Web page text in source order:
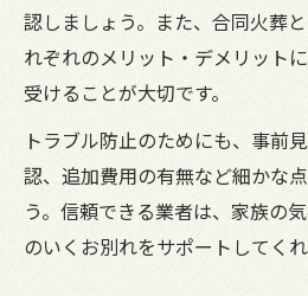
認しましょう。また、合同火葬
れぞれのメリット・デメリット
受けることが大切です。
トラブル防止のためにも、事前
認、追加費用の有無など細かな
う。信頼できる業者は、家族の
のいくお別れをサポートしてくれ